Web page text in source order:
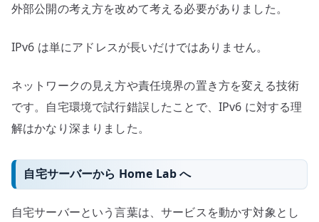
外部公開の考え方を改めて考える必要がありました。
IPv6 は単にアドレスが長いだけではありません。
ネットワークの見え方や責任境界の置き方を変える技術
です。自宅環境で試行錯誤したことで、IPv6 に対する理
解はかなり深まりました。
自宅サーバーから Home Lab へ
自宅サーバーという言葉は、サービスを動かす対象とし